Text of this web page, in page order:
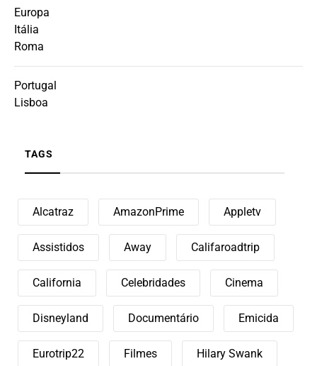
Europa
Itália
Roma
Portugal
Lisboa
TAGS
Alcatraz AmazonPrime Appletv
Assistidos Away Califaroadtrip
California Celebridades Cinema
Disneyland Documentário Emicida
Eurotrip22 Filmes Hilary Swank